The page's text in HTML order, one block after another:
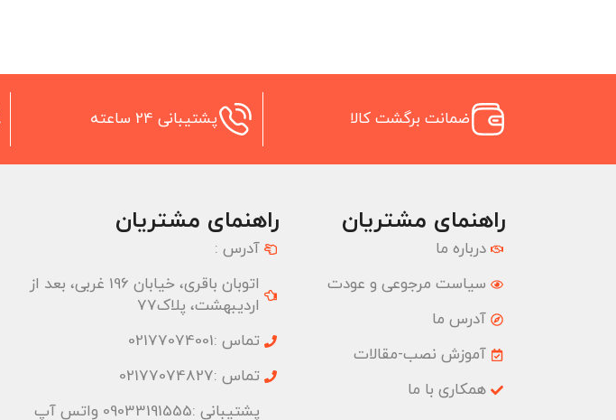
ضمانت برگشت کالا پشتیبانی 24 ساعته
راهنمای مشتریان
درباره ما
سیاست مرجوعی و عودت
آدرس ما
آموزش نصب-مقالات
همکاری با ما
راهنمای مشتریان
آدرس :
اتوبان باقری، خیابان 196 غربی، بعد از
اردیبهشت، پلاک77
تماس :02177074001
تماس :02177074827
پشتیبانی :09033191555 واتس آپ